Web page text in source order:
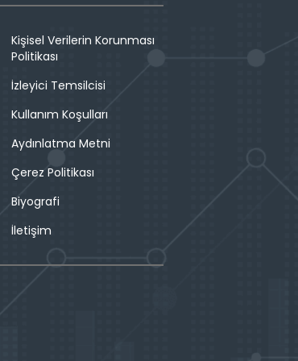
Kişisel Verilerin Korunması
Politikası
İzleyici Temsilcisi
Kullanım Koşulları
Aydınlatma Metni
Çerez Politikası
Biyografi
İletişim